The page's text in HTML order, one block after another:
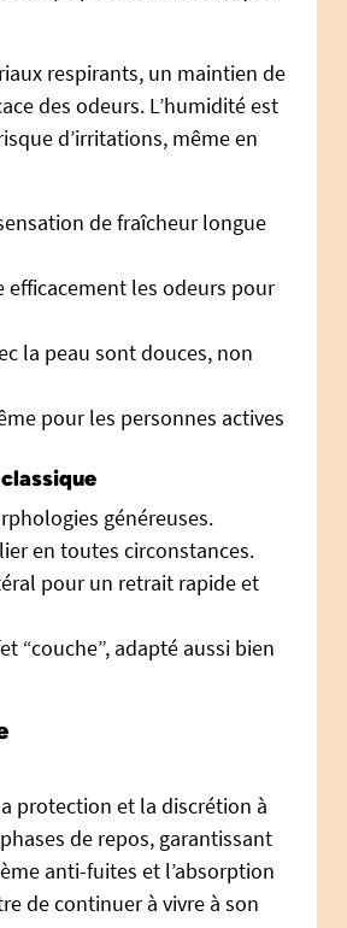
respirants, un maintien de
des odeurs. L’humidité est
d’irritations, même en
de fraîcheur longue
les odeurs pour
la peau sont douces, non
pour les personnes actives
généreuses.
en toutes circonstances.
pour un retrait rapide et
“couche”, adapté aussi bien
protection et la discrétion à
de repos, garantissant
anti-fuites et l’absorption
de continuer à vivre à son